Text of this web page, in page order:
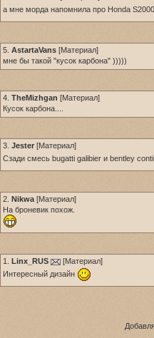
а мне морда напомнила про Honda
5. AstartaVans [Материал]
мне бы такой "кусок карбона" )))))
4. TheMizhgan [Материал]
Кусок карбона....
3. Jester [Материал]
Сзади смесь bugatti galibier и bentley
2. Nikwa [Материал]
На броневик похож.
1. Linx_RUS [Материал]
Интересный дизайн